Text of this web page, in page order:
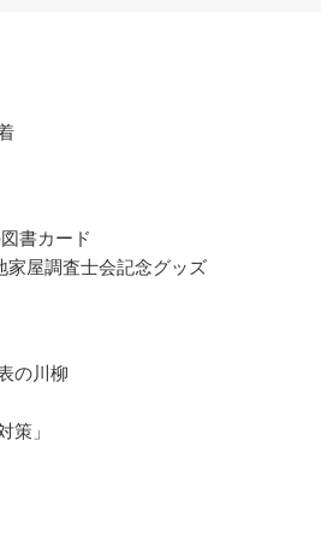
書カード
屋調査士会記念グッズ
の川柳
策」